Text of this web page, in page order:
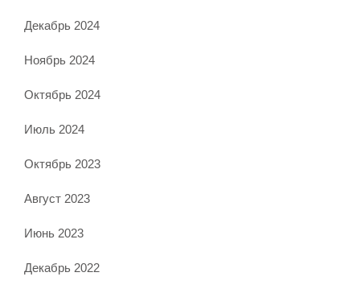
Декабрь 2024
Ноябрь 2024
Октябрь 2024
Июль 2024
Октябрь 2023
Август 2023
Июнь 2023
Декабрь 2022